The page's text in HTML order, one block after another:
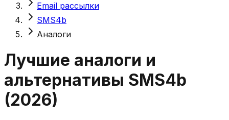
Email рассылки
SMS4b
Аналоги
Лучшие аналоги и
альтернативы SMS4b
(2026)